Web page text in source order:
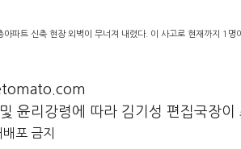
파트 신축 현장 외벽이 무너져 내렸다. 이 사고로 현재까지 1명
윤리강령에 따라 김기성 편집국장이
포 금지